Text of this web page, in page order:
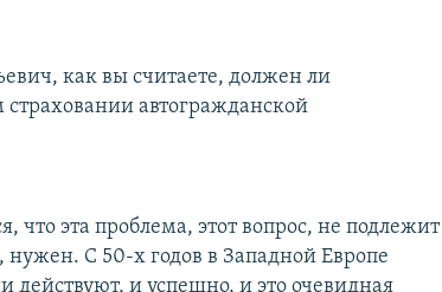
как вы считаете, должен ли
страховании автогражданской
что эта проблема, этот вопрос, не подлежит
С 50-х годов в Западной Европе
действуют, и успешно, и это очевидная